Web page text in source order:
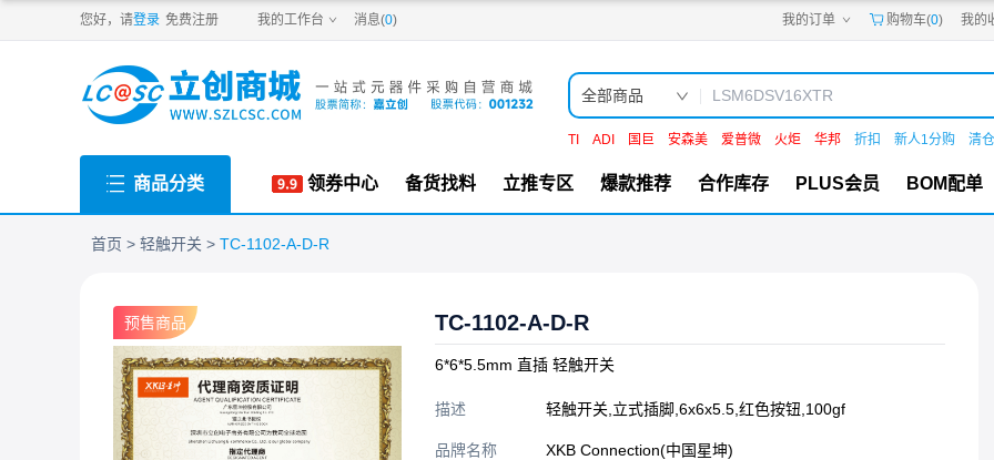
您好，请登录 免费注册 我的工作台 消息(0) 我的订单 购物车(0) 我的
嘉立创PCB
嘉立创FA
机电工坊
全部商品
TI ADI 国巨 安森美 爱普微 火炬 华邦 折扣 新人1分购 清仓
商品分类 领券中心 备货找料 立推专区 爆款推荐 合作库存 PLUS会员 BOM配单
首页 轻触开关 TC-1102-A-D-R
预售商品 TC-1102-A-D-R
6*6*5.5mm 直插 轻触开关
描述 轻触开关,立式插脚,6x6x5.5,红色按钮,100gf
品牌名称 XKB Connection(中国星坤)